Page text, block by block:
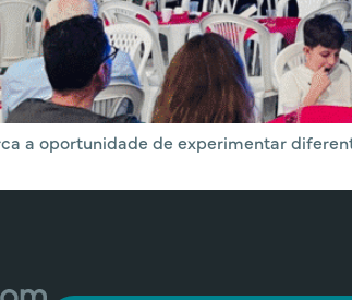
a oportunidade de experimentar